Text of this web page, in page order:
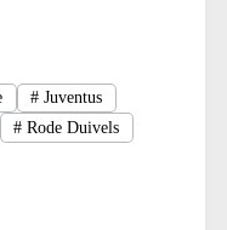
# Juventus
# Rode Duivels